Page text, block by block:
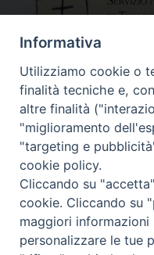
Facoltà Teologica del
Informativa
Utilizziamo cookie o
finalità tecniche e,
altre finalità
"miglioramento
"targeting e
cookie policy.
Cliccando su
cookie. Cliccando su
maggiori
personalizzare le tue